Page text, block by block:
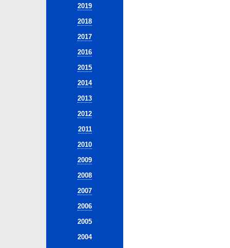
2019
2018
2017
2016
2015
2014
2013
2012
2011
2010
2009
2008
2007
2006
2005
2004